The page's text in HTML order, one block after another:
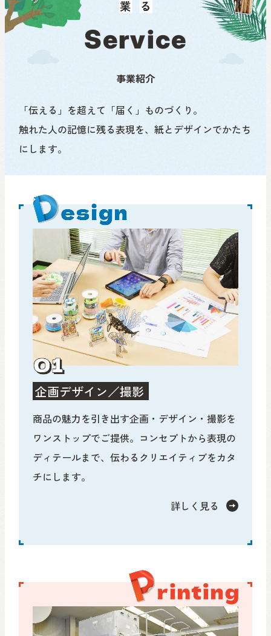
Service
事業紹介
「伝える」を超えて「届く」ものづくり。
触れた人の記憶に残る表現を、紙とデザインでかたち
にします。
企画デザイン／撮影
商品の魅力を引き出す企画・デザイン・撮影を
ワンストップでご提供。コンセプトから表現の
ディテールまで、伝わるクリエイティブをカタ
チにします。
詳しく見る